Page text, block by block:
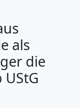
als
die